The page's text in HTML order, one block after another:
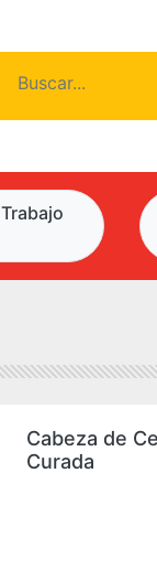
Trabajo
Cabeza de
Curada